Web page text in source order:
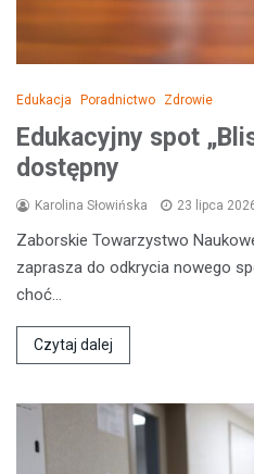
Edukacja Poradnictwo Zdrowie
Edukacyjny spot
dostępny
Karolina Słowińska 23 lipca
Zaborskie Towarzystwo
zaprasza do odkrycia nowego
choć…
Czytaj dalej